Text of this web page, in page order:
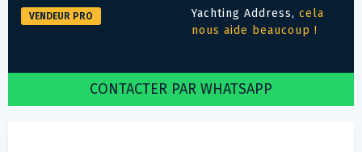
VENDEUR PRO
Yachting Address, cela
nous aide beaucoup !
CONTACTER PAR WHATSAPP